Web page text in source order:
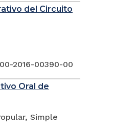
del Circuito
2016-00390-00
Oral de
Simple